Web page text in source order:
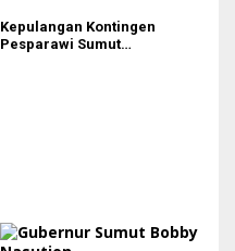
Kepulangan Kontingen
Pesparawi Sumut